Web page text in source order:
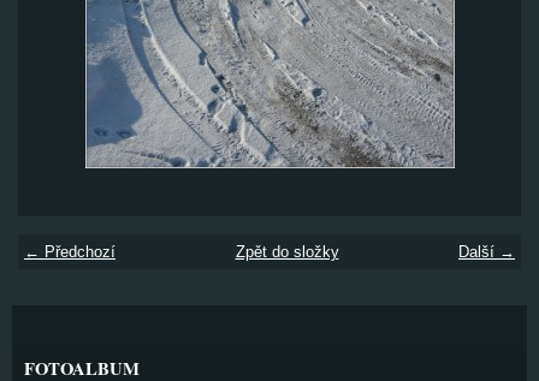
← Předchozí Další →
Zpět do složky
FOTOALBUM